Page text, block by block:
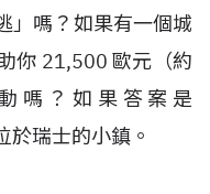
」嗎？如果有一個城
你 21,500 歐元（約
嗎？如果答案是
於瑞士的小鎮。